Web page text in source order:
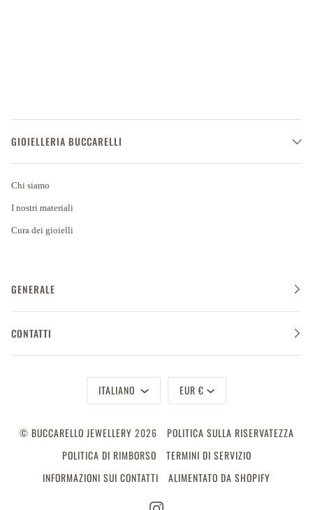
GIOIELLERIA BUCCARELLI
Chi siamo
I nostri materiali
Cura dei gioielli
GENERALE
CONTATTI
Lingua
ITALIANO Valuta
EUR €
© BUCCARELLO JEWELLERY 2026
POLITICA SULLA RISERVATEZZA
POLITICA DI RIMBORSO
TERMINI DI SERVIZIO
INFORMAZIONI SUI CONTATTI
ALIMENTATO DA SHOPIFY
INSTAGRAM